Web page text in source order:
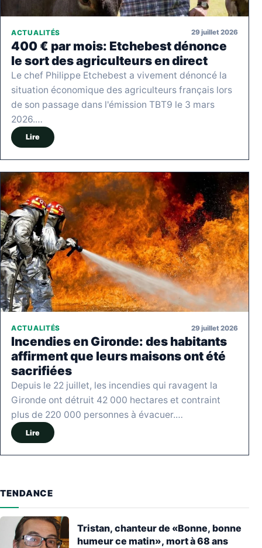
ACTUALITÉS 29 juillet 2026
400 € par mois: Etchebest dénonce
le sort des agriculteurs en direct
Le chef Philippe Etchebest a vivement dénoncé la
situation économique des agriculteurs français lors
de son passage dans l'émission TBT9 le 3 mars
2026.…
Lire
ACTUALITÉS 29 juillet 2026
Incendies en Gironde: des habitants
affirment que leurs maisons ont été
sacrifiées
Depuis le 22 juillet, les incendies qui ravagent la
Gironde ont détruit 42 000 hectares et contraint
plus de 220 000 personnes à évacuer.…
Lire
TENDANCE
Tristan, chanteur de «Bonne, bonne
humeur ce matin», mort à 68 ans